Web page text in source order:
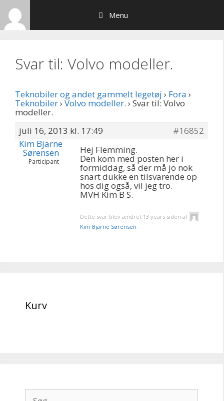
Hop
indhold
Menu
Svar til: Volvo modeller.
Teknobiler og andet gammelt legetøj › Fora ›
Teknobiler› Volvo modeller. › Svar til: Volvo
modeller.
juli 16, 2013 kl. 17:49
#16852
Kim Bjarne
Sørensen
Participant
Hej Flemming.
Den kom med posten her i
formiddag, så der må jo nok
snart dukke en tilsvarende op
hos dig også, vil jeg tro.
MVH Kim B S.
Dette svar blev ændret 13 years siden af
Kim Bjarne Sørensen.
Kurv